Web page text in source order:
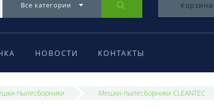
Все категории Корзина
НОВОСТИ КОНТАКТЫ
пылесборники
Мешки-пылесборники CLEANTEC